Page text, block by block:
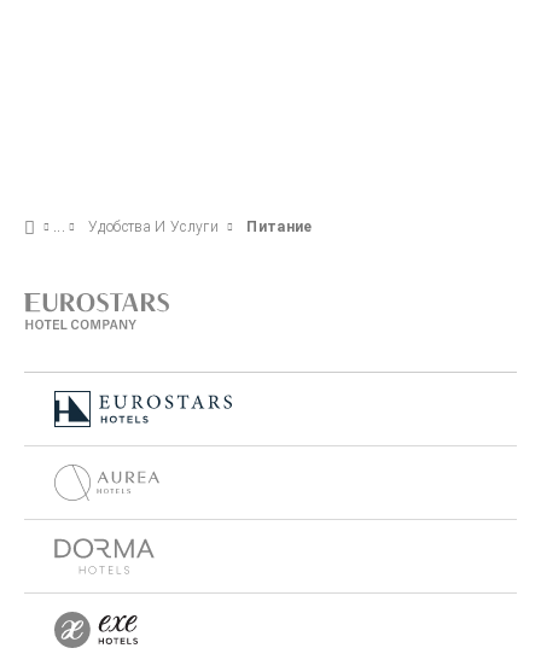
Удобства И Услуги Питание